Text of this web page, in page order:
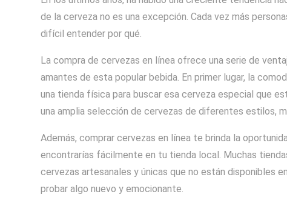
de la cerveza no es una excepción. Cada vez más
difícil entender por qué.
La compra de cervezas en línea ofrece una serie de
amantes de esta popular bebida. En primer lugar, la
una tienda física para buscar esa cerveza especial que
una amplia selección de cervezas de diferentes estilos,
Además, comprar cervezas en línea te brinda la
encontrarías fácilmente en tu tienda local. Muchas
cervezas artesanales y únicas que no están disponibles
probar algo nuevo y emocionante.